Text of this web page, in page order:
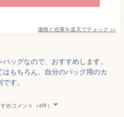
価格と在庫を楽天でチェック >>
ッグなので、おすすめします。
もちろん、自分のバッグ用のカ
す。
めコメント（4件）